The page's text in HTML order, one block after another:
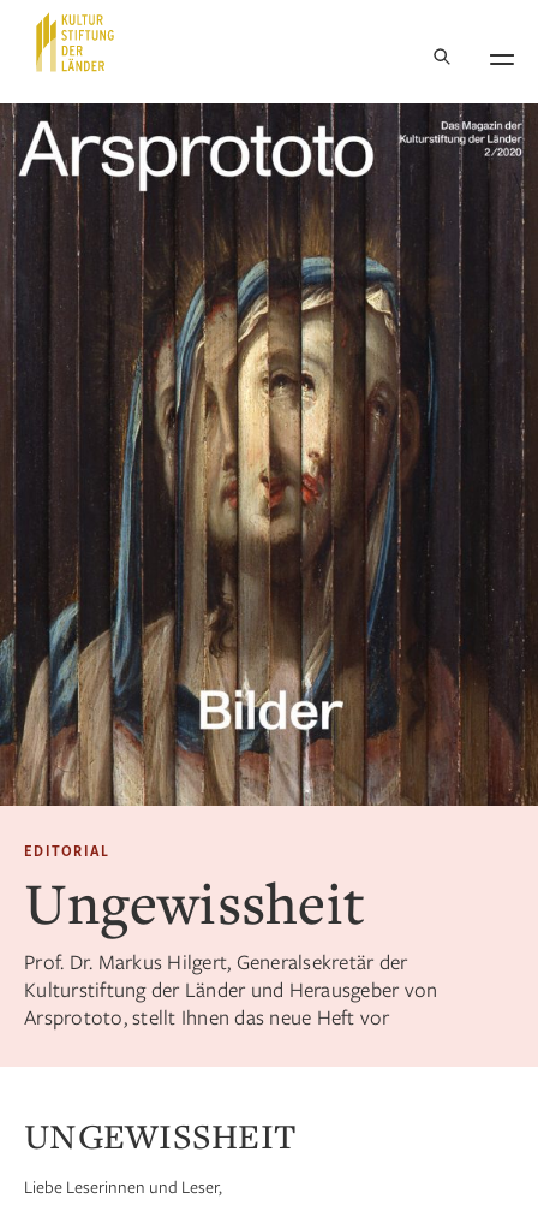
Hauptnavigation
EDITORIAL
Ungewissheit
Prof. Dr. Markus Hilgert, Generalsekretär der
Kulturstiftung der Länder und Herausgeber von
Arsprototo, stellt Ihnen das neue Heft vor
UNGEWISSHEIT
Liebe Leserinnen und Leser,